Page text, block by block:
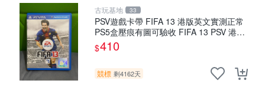
古玩基地 33
PSV遊戲卡帶 FIFA 13 港版英文實測正常
PS5盒壓痕有圖可驗收 FIFA 13 PSV 港版
游玩無問題 PSV FIFA 13 港版英文
$410
競標 剩4162天